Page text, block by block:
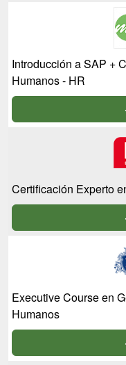
Introducción a SAP +
Humanos - HR
Certificación Experto
Executive Course en
Humanos